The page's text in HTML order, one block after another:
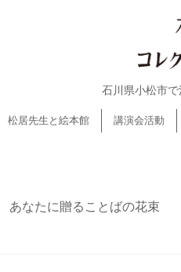
石川県小松市
松居先生と絵本館 講演会活動
あなたに贈ることばの花束